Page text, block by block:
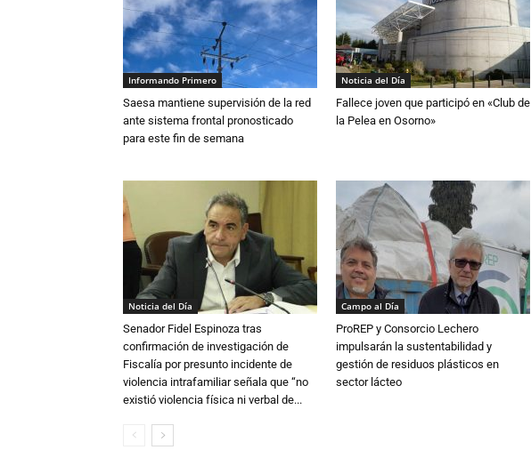
Informando Primero
Saesa mantiene supervisión de la red
ante sistema frontal pronosticado
para este fin de semana
Noticia del Día
Fallece joven que participó en «Club de
la Pelea en Osorno»
Noticia del Día
Senador Fidel Espinoza tras
confirmación de investigación de
Fiscalía por presunto incidente de
violencia intrafamiliar señala que “no
existió violencia física ni verbal de...
Campo al Día
ProREP y Consorcio Lechero
impulsarán la sustentabilidad y
gestión de residuos plásticos en
sector lácteo